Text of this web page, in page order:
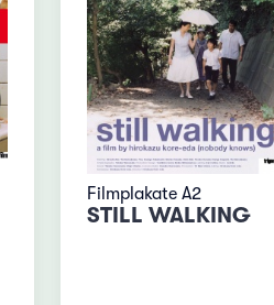
Filmplakate A2
STILL WALKING